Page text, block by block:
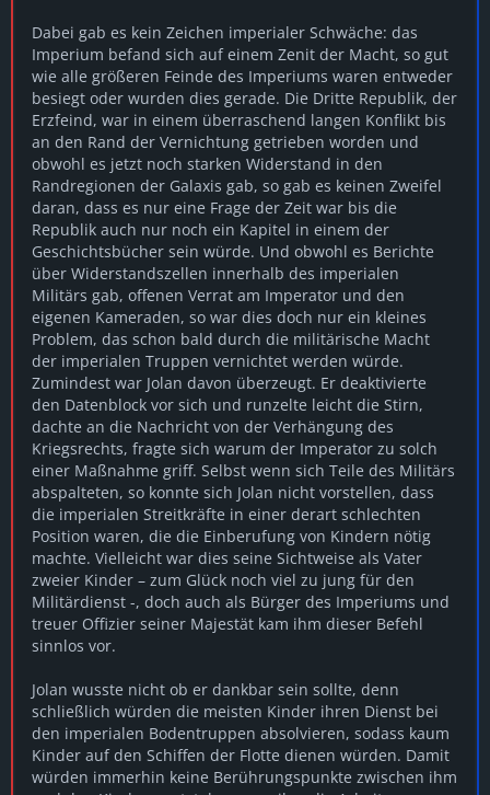
Dabei gab es kein Zeichen imperialer Schwäche: das
Imperium befand sich auf einem Zenit der Macht, so gut
wie alle größeren Feinde des Imperiums waren entweder
besiegt oder wurden dies gerade. Die Dritte Republik, der
Erzfeind, war in einem überraschend langen Konflikt bis
an den Rand der Vernichtung getrieben worden und
obwohl es jetzt noch starken Widerstand in den
Randregionen der Galaxis gab, so gab es keinen Zweifel
daran, dass es nur eine Frage der Zeit war bis die
Republik auch nur noch ein Kapitel in einem der
Geschichtsbücher sein würde. Und obwohl es Berichte
über Widerstandszellen innerhalb des imperialen
Militärs gab, offenen Verrat am Imperator und den
eigenen Kameraden, so war dies doch nur ein kleines
Problem, das schon bald durch die militärische Macht
der imperialen Truppen vernichtet werden würde.
Zumindest war Jolan davon überzeugt. Er deaktivierte
den Datenblock vor sich und runzelte leicht die Stirn,
dachte an die Nachricht von der Verhängung des
Kriegsrechts, fragte sich warum der Imperator zu solch
einer Maßnahme griff. Selbst wenn sich Teile des Militärs
abspalteten, so konnte sich Jolan nicht vorstellen, dass
die imperialen Streitkräfte in einer derart schlechten
Position waren, die die Einberufung von Kindern nötig
machte. Vielleicht war dies seine Sichtweise als Vater
zweier Kinder – zum Glück noch viel zu jung für den
Militärdienst -, doch auch als Bürger des Imperiums und
treuer Offizier seiner Majestät kam ihm dieser Befehl
sinnlos vor.
Jolan wusste nicht ob er dankbar sein sollte, denn
schließlich würden die meisten Kinder ihren Dienst bei
den imperialen Bodentruppen absolvieren, sodass kaum
Kinder auf den Schiffen der Flotte dienen würden. Damit
würden immerhin keine Berührungspunkte zwischen ihm